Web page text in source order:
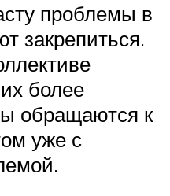
проблемы в
закрепиться.
более
обращаются к
уже с